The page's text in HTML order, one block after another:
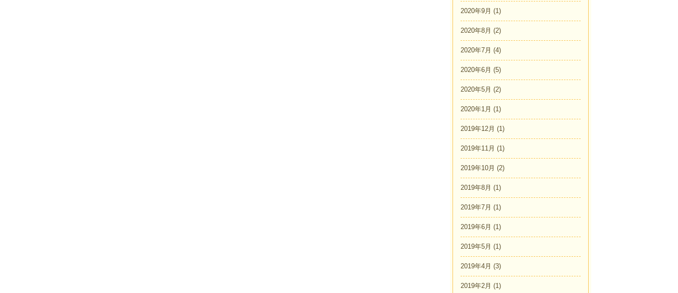
2020年9月 (1)
2020年8月 (2)
2020年7月 (4)
2020年6月 (5)
2020年5月 (2)
2020年1月 (1)
2019年12月 (1)
2019年11月 (1)
2019年10月 (2)
2019年8月 (1)
2019年7月 (1)
2019年6月 (1)
2019年5月 (1)
2019年4月 (3)
2019年2月 (1)